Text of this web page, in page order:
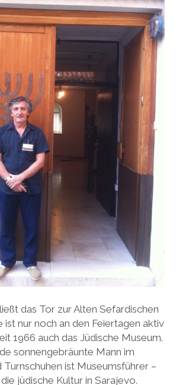
das Tor zur Alten Sefardischen
ist nur noch an den Feiertagen aktiv
1966 auch das Jüdische Museum.
sonnengebräunte Mann im
ist Museumsführer –
jüdische Kultur in Sarajevo.